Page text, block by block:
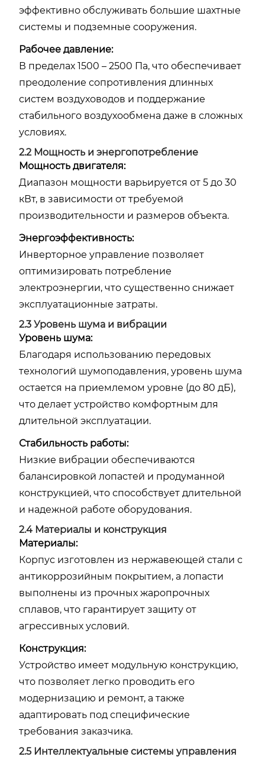
эффективно обслуживать большие шахтные
системы и подземные сооружения.
Рабочее давление:
В пределах 1500 – 2500 Па, что обеспечивает
преодоление сопротивления длинных
систем воздуховодов и поддержание
стабильного воздухообмена даже в сложных
условиях.
2.2 Мощность и энергопотребление
Мощность двигателя:
Диапазон мощности варьируется от 5 до 30
кВт, в зависимости от требуемой
производительности и размеров объекта.
Энергоэффективность:
Инверторное управление позволяет
оптимизировать потребление
электроэнергии, что существенно снижает
эксплуатационные затраты.
2.3 Уровень шума и вибрации
Уровень шума:
Благодаря использованию передовых
технологий шумоподавления, уровень шума
остается на приемлемом уровне (до 80 дБ),
что делает устройство комфортным для
длительной эксплуатации.
Стабильность работы:
Низкие вибрации обеспечиваются
балансировкой лопастей и продуманной
конструкцией, что способствует длительной
и надежной работе оборудования.
2.4 Материалы и конструкция
Материалы:
Корпус изготовлен из нержавеющей стали с
антикоррозийным покрытием, а лопасти
выполнены из прочных жаропрочных
сплавов, что гарантирует защиту от
агрессивных условий.
Конструкция:
Устройство имеет модульную конструкцию,
что позволяет легко проводить его
модернизацию и ремонт, а также
адаптировать под специфические
требования заказчика.
2.5 Интеллектуальные системы управления